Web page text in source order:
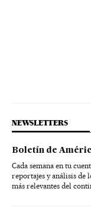
NEWSLETTERS
Boletín de
Cada semana en tu
reportajes y análisis de
más relevantes del